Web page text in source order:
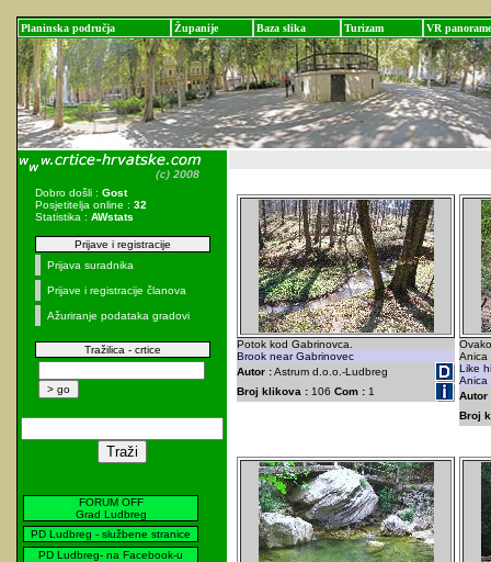
Planinska područja Županije Baza slika Turizam VR panorame
Dobro došli : Gost
Posjetitelja online : 32
Statistika : AWstats
Prijave i registracije
Prijava suradnika
Prijave i registracije članova
Ažuriranje podataka gradovi
Tražilica - crtice
FORUM OFF
Grad Ludbreg
PD Ludbreg - službene stranice
PD Ludbreg- na Facebook-u
Potok kod Gabrinovca.
Brook near Gabrinovec
Autor :Astrum d.o.o.-Ludbreg
Broj klikova : 106 Com : 1
Anica
Like
Anica
Autor
Broj